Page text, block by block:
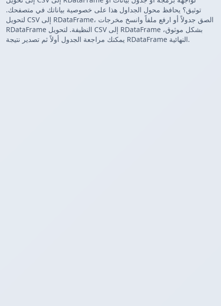
توثيق؟ يحافظ محول الجداول هذا على خصوصية بياناتك في متصفحك.
لتحويل CSV إلى RDataFrame، الصق جدولاً أو ارفع ملفاً وانسخ مخرجات
RDataFrame النظيفة. لتحويل CSV إلى RDataFrame بشكل موثوق،
يمكنك مراجعة الجدول أولاً ثم تصدير نتيجة RDataFrame النهائية.